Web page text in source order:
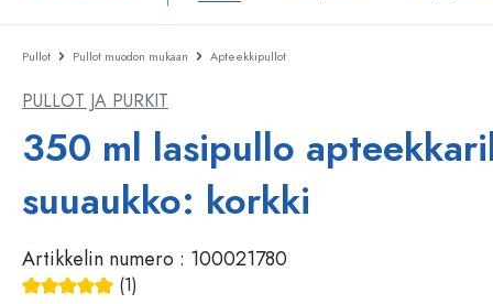
Pullot
Lasipurkit
Säilytysastiat
Astiat
Kosmetiikka-astiat
Pullot tuotemerkin mukaan
WECK-Lasipullot
Pullot Pullot muodon mukaan Apteekkipullot
PULLOT JA PURKIT
350 ml lasipullo
suuaukko: korkki
Artikkelin numero : 100021780
(1)